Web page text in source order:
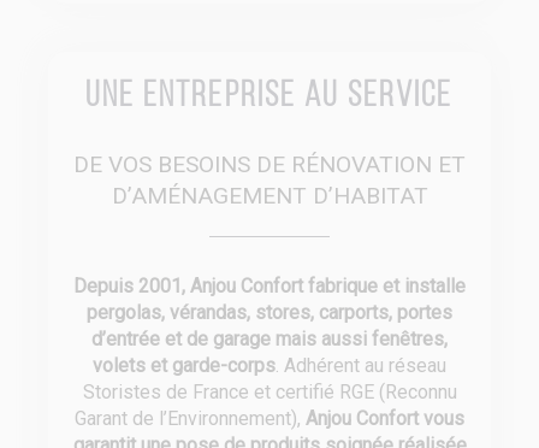
Une entreprise au service
DE VOS BESOINS DE RÉNOVATION ET
D’AMÉNAGEMENT D’HABITAT
Depuis 2001, Anjou Confort fabrique et installe
pergolas, vérandas, stores, carports, portes
d’entrée et de garage mais aussi fenêtres,
volets et garde-corps. Adhérent au réseau
Storistes de France et certifié RGE (Reconnu
Garant de l’Environnement), Anjou Confort vous